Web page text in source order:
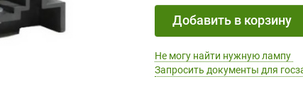
Добавить в корзину
Не могу найти нужную лампу
Запросить документы для